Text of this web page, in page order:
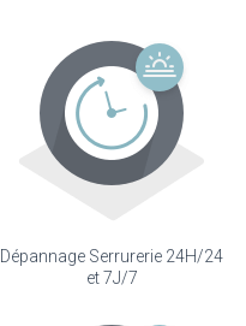
Dépannage Serrurerie 24H/24
et 7J/7